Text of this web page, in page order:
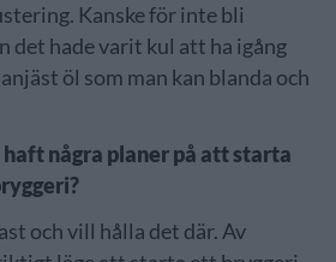
Kanske för inte bli
det hade varit kul att ha igång
öl som man kan blanda och
haft några planer på att starta
och vill hålla det där. Av